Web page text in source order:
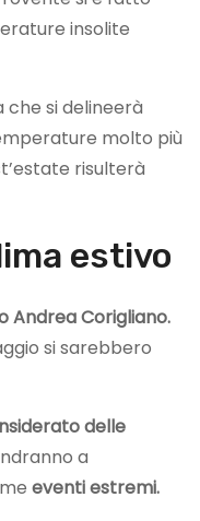
insolite
si delineerà
molto più
risulterà
estivo
Andrea Corigliano.
si sarebbero
delle
a
eventi estremi.